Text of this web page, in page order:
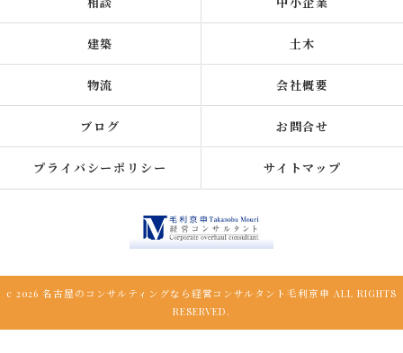
建築 土木
物流 会社概要
ブログ お問合せ
プライバシーポリシー サイトマップ
c 2026 名古屋のコンサルティングなら経営コンサルタント毛利京申 ALL RIGHTS
RESERVED.